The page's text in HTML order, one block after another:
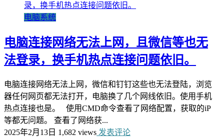
电脑系统
电脑连接网络无法上网，且微信等也无
法登录，换手机热点连接问题依旧。
电脑连接网络无法上网，微信和钉钉这些也无法登陆，浏览
器任何网页都无法打开，电脑换了几个网线依旧。使用手机
热点连接也是。 使用CMD命令查看了网络配置，获取的iP
等都无问题。 查看了网络获...
2025年2月13日 1,682 views 发表评论